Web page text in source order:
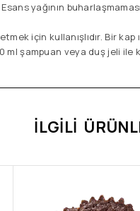
yağının
için kullanışlıdır. Bir
ml şampuan veya duş jeli ile
İLGILI